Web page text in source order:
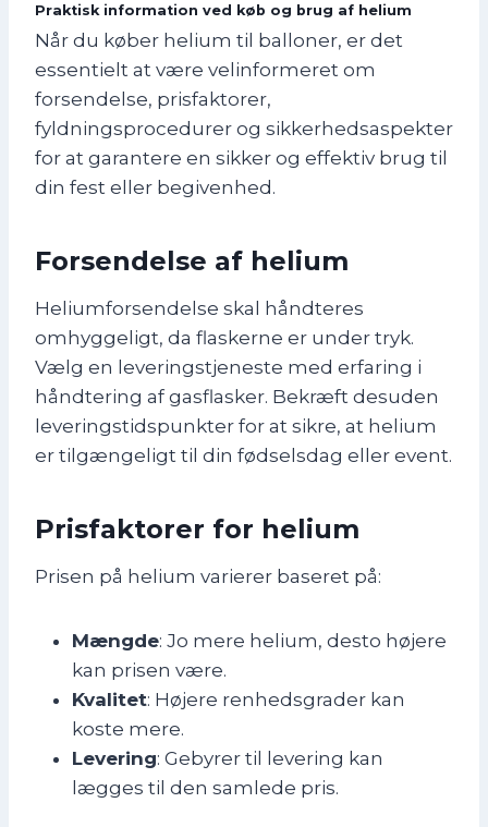
Praktisk information ved køb og brug af helium
Når du køber helium til balloner, er det
essentielt at være velinformeret om
forsendelse, prisfaktorer,
fyldningsprocedurer og sikkerhedsaspekter
for at garantere en sikker og effektiv brug til
din fest eller begivenhed.
Forsendelse af helium
Heliumforsendelse skal håndteres
omhyggeligt, da flaskerne er under tryk.
Vælg en leveringstjeneste med erfaring i
håndtering af gasflasker. Bekræft desuden
leveringstidspunkter for at sikre, at helium
er tilgængeligt til din fødselsdag eller event.
Prisfaktorer for helium
Prisen på helium varierer baseret på:
Mængde: Jo mere helium, desto højere
kan prisen være.
Kvalitet: Højere renhedsgrader kan
koste mere.
Levering: Gebyrer til levering kan
lægges til den samlede pris.